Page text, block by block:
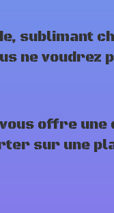
sublimant
ne voudrez
offre une
sur une